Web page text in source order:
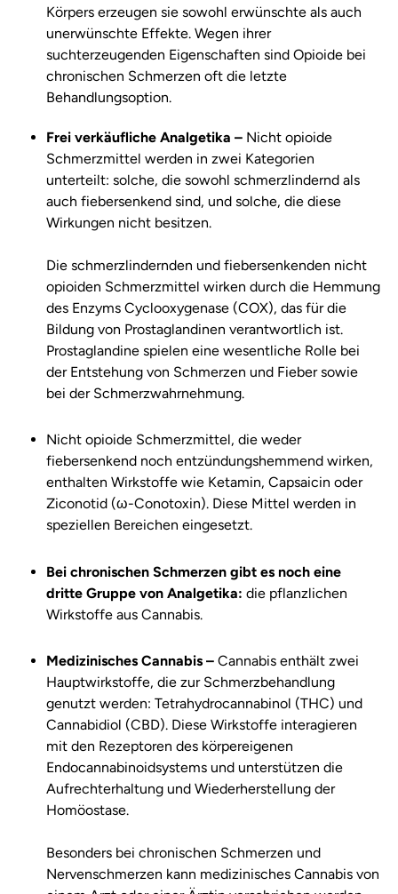
Körpers erzeugen sie sowohl erwünschte als auch
unerwünschte Effekte. Wegen ihrer
suchterzeugenden Eigenschaften sind Opioide bei
chronischen Schmerzen oft die letzte
Behandlungsoption.
Frei verkäufliche Analgetika – Nicht opioide
Schmerzmittel werden in zwei Kategorien
unterteilt: solche, die sowohl schmerzlindernd als
auch fiebersenkend sind, und solche, die diese
Wirkungen nicht besitzen.
Die schmerzlindernden und fiebersenkenden nicht
opioiden Schmerzmittel wirken durch die Hemmung
des Enzyms Cyclooxygenase (COX), das für die
Bildung von Prostaglandinen verantwortlich ist.
Prostaglandine spielen eine wesentliche Rolle bei
der Entstehung von Schmerzen und Fieber sowie
bei der Schmerzwahrnehmung.
Nicht opioide Schmerzmittel, die weder
fiebersenkend noch entzündungshemmend wirken,
enthalten Wirkstoffe wie Ketamin, Capsaicin oder
Ziconotid (ω-Conotoxin). Diese Mittel werden in
speziellen Bereichen eingesetzt.
Bei chronischen Schmerzen gibt es noch eine
dritte Gruppe von Analgetika: die pflanzlichen
Wirkstoffe aus Cannabis.
Medizinisches Cannabis –Cannabis enthält zwei
Hauptwirkstoffe, die zur Schmerzbehandlung
genutzt werden: Tetrahydrocannabinol (THC) und
Cannabidiol (CBD). Diese Wirkstoffe interagieren
mit den Rezeptoren des körpereigenen
Endocannabinoidsystems und unterstützen die
Aufrechterhaltung und Wiederherstellung der
Homöostase.
Besonders bei chronischen Schmerzen und
Nervenschmerzen kann medizinisches Cannabis von